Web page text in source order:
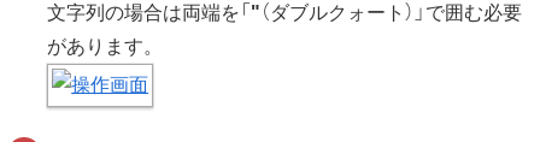
文字列の場合は両端を「 " （ダブルクォート）」で囲む必要
があります。